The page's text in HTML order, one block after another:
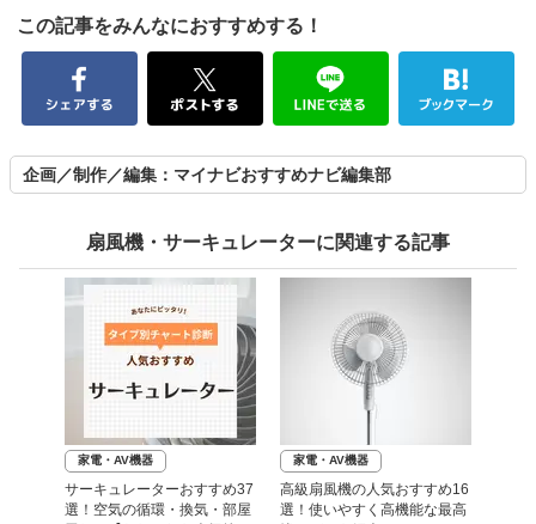
この記事をみんなにおすすめする！
企画／制作／編集：マイナビおすすめナビ編集部
扇風機・サーキュレーターに関連する記事
家電・AV機器
サーキュレーターおすすめ37
選！空気の循環・換気・部屋
家電・AV機器
高級扇風機の人気おすすめ16
選！使いやすく高機能な最高